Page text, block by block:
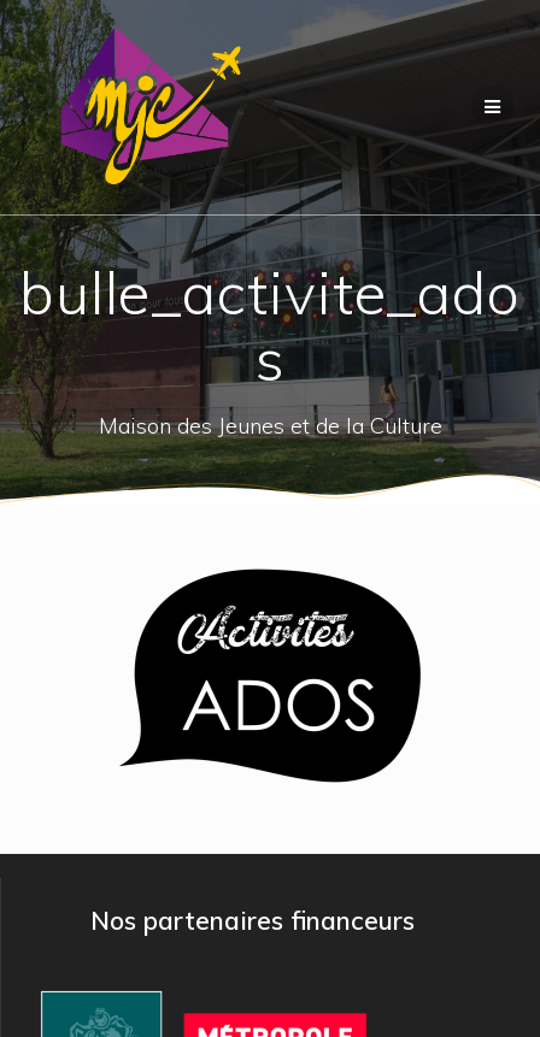
contenu
bulle_activite_ado
s
Maison des Jeunes et de la Culture
Nos partenaires financeurs